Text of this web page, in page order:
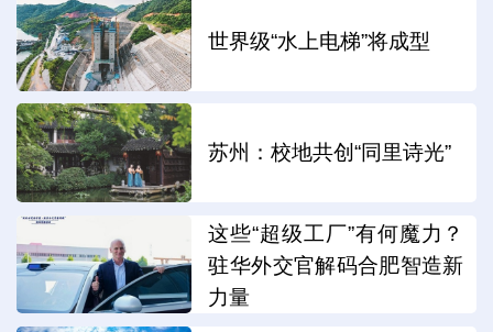
世界级“水上电梯”将成型
苏州：校地共创“同里诗光”
这些“超级工厂”有何魔力？
驻华外交官解码合肥智造新
力量